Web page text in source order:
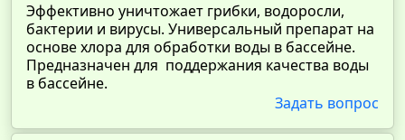
Эффективно уничтожает грибки, водоросли,
бактерии и вирусы. Универсальный препарат на
основе хлора для обработки воды в бассейне.
Предназначен для поддержания качества воды
в бассейне.
Задать вопрос